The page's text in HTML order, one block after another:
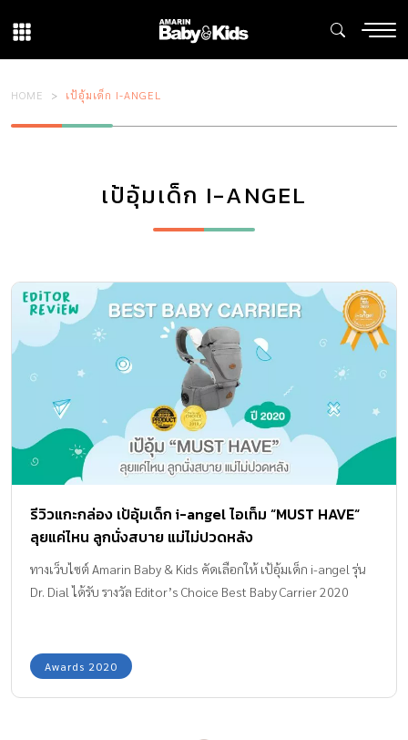
HOME เป้อุ้มเด็ก I-ANGEL
เป้อุ้มเด็ก I-ANGEL
รีวิวแกะกล่อง เป้อุ้มเด็ก i-angel ไอเท็ม “MUST HAVE“
ลุยแค่ไหน ลูกนั่งสบาย แม่ไม่ปวดหลัง
ทางเว็บไซต์ Amarin Baby & Kids คัดเลือกให้ เป้อุ้มเด็ก i-angel รุ่น
Dr. Dial ได้รับ รางวัล Editor’s Choice Best Baby Carrier 2020
Awards 2020